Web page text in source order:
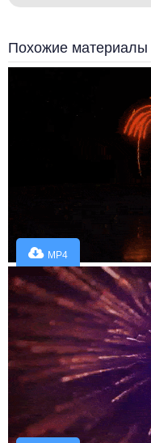
Похожие материалы
MP4